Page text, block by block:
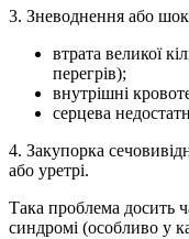
3. Зневоднення або
втрата великої
перегрів);
внутрішні
серцева
4. Закупорка
або уретрі.
Така проблема досить
синдромі (особливо у